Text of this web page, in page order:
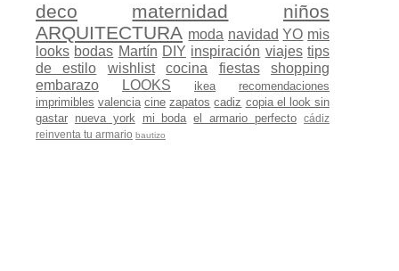
deco maternidad
niños
ARQUITECTURA moda navidad YO mis
looks bodas Martín DIY inspiración viajes tips
de estilo
wishlist cocina fiestas
shopping
embarazo
LOOKS ikea
recomendaciones
imprimibles valencia cine zapatos cadiz copia el look sin
gastar nueva york mi boda el armario perfecto
cádiz
reinventa tu armario bautizo